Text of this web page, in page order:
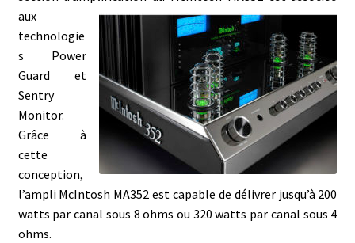
aux
technologie
s Power
Guard et
Sentry
Monitor.
Grâce à
cette
conception,
l’ampli McIntosh MA352 est capable de délivrer jusqu’à 200
watts par canal sous 8 ohms ou 320 watts par canal sous 4
ohms.